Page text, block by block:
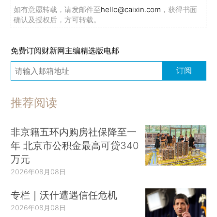
如有意愿转载，请发邮件至hello@caixin.com ，获得书面
确认及授权后，方可转载。
免费订阅财新网主编精选版电邮
订阅
推荐阅读
非京籍五环内购房社保降至一
年 北京市公积金最高可贷340
万元
2026年08月08日
专栏｜沃什遭遇信任危机
2026年08月08日